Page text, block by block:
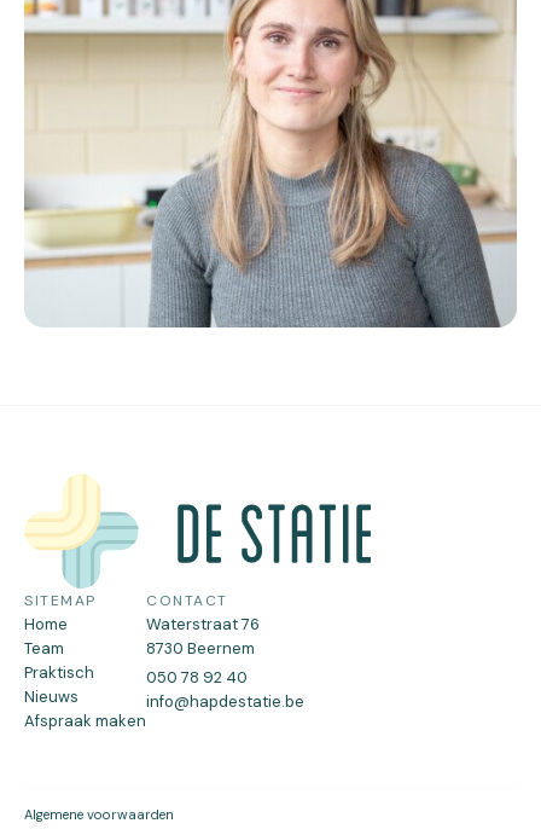
SITEMAP
Home
Team
Praktisch
Nieuws
Afspraak maken
CONTACT
Waterstraat 76
8730 Beernem
050 78 92 40
info@hapdestatie.be
Algemene voorwaarden